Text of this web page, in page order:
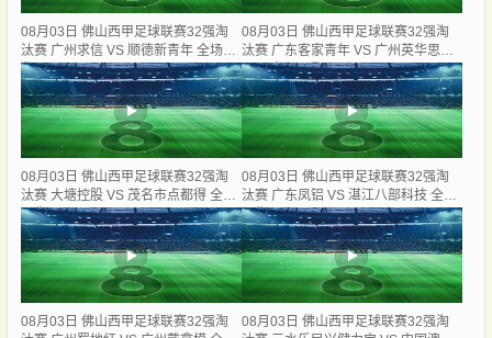
08月03日 佛山西甲足球联赛32强淘
汰赛 广州求信 VS 顺德新青年 全场录
像
08月03日 佛山西甲足球联赛32强淘
汰赛 广东客家青年 VS 广州英华思力
U17 全场录像
08月03日 佛山西甲足球联赛32强淘
汰赛 大塘控股 VS 茂名市点都得 全场
录像
08月03日 佛山西甲足球联赛32强淘
汰赛 广东凤铝 VS 湛江八部科技 全场
录像
08月03日 佛山西甲足球联赛32强淘
08月03日 佛山西甲足球联赛32强淘